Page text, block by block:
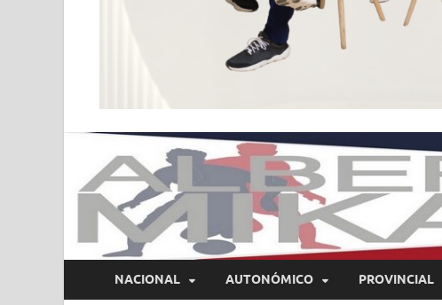
NACIONAL AUTONÓMICO PROVINCIAL